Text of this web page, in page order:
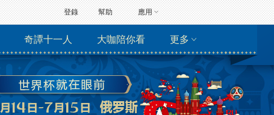
幫助 應用
登錄
奇譚十一人 大咖陪你看 更多